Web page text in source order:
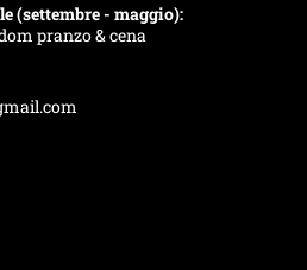
(settembre - maggio):
pranzo & cena